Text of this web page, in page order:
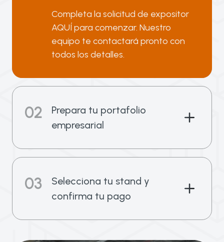
Completa la solicitud de expositor
AQUÍ para comenzar. Nuestro
equipo te contactará pronto con
todos los detalles.
Prepara tu portafolio
empresarial
02
Selecciona tu stand y
confirma tu pago
03